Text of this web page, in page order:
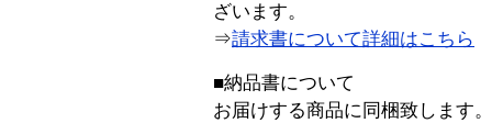
ざいます。
⇒請求書について詳細はこちら
■納品書について
お届けする商品に同梱致します。